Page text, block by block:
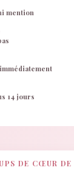
mention
14 jours
DE CŒUR DE